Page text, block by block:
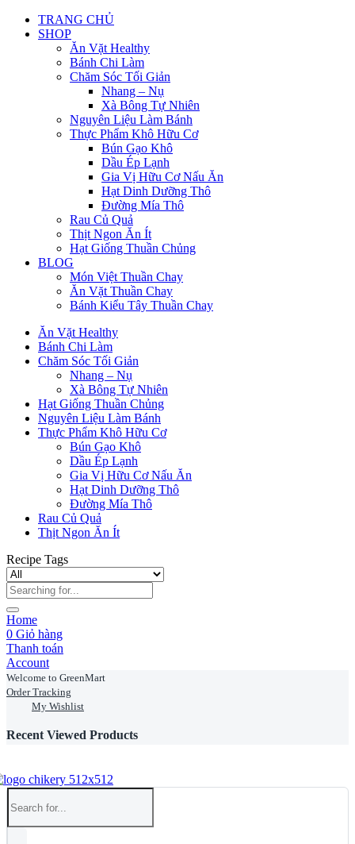
TRANG CHỦ
SHOP
Ăn Vặt Healthy
Bánh Chi Làm
Chăm Sóc Tối Giản
Nhang – Nụ
Xà Bông Tự Nhiên
Nguyên Liệu Làm Bánh
Thực Phẩm Khô Hữu Cơ
Bún Gạo Khô
Dầu Ép Lạnh
Gia Vị Hữu Cơ Nấu Ăn
Hạt Dinh Dưỡng Thô
Đường Mía Thô
Rau Củ Quả
Thịt Ngon Ăn Ít
Hạt Giống Thuần Chủng
BLOG
Món Việt Thuần Chay
Ăn Vặt Thuần Chay
Bánh Kiểu Tây Thuần Chay
Ăn Vặt Healthy
Bánh Chi Làm
Chăm Sóc Tối Giản
Nhang – Nụ
Xà Bông Tự Nhiên
Hạt Giống Thuần Chủng
Nguyên Liệu Làm Bánh
Thực Phẩm Khô Hữu Cơ
Bún Gạo Khô
Dầu Ép Lạnh
Gia Vị Hữu Cơ Nấu Ăn
Hạt Dinh Dưỡng Thô
Đường Mía Thô
Rau Củ Quả
Thịt Ngon Ăn Ít
Recipe Tags
Home
0 Giỏ hàng
Thanh toán
Account
Welcome to GreenMart
Order Tracking
My Wishlist
Recent Viewed Products